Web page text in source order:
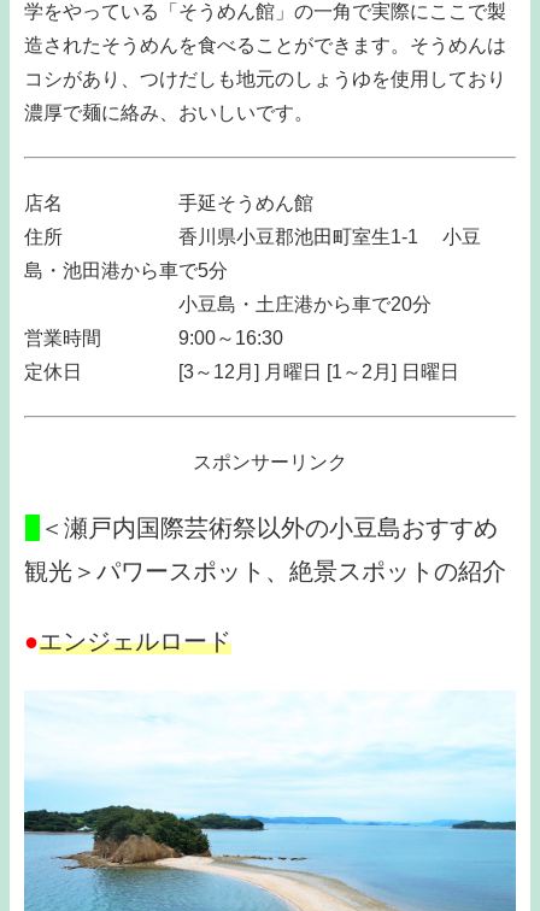
学をやっている「そうめん館」の一角で実際にここで製
造されたそうめんを食べることができます。そうめんは
コシがあり、つけだしも地元のしょうゆを使用しており
濃厚で麺に絡み、おいしいです。
店名 手延そうめん館
住所 香川県小豆郡池田町室生1-1 小豆
島・池田港から車で5分
小豆島・土庄港から車で20分
営業時間 9:00～16:30
定休日 [3～12月] 月曜日 [1～2月] 日曜日
スポンサーリンク
＜瀬戸内国際芸術祭以外の小豆島おすすめ
観光＞パワースポット、絶景スポットの紹介
●エンジェルロード